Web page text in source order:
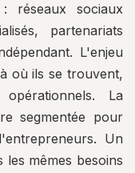
réseaux sociaux
partenariats
L'enjeu
où ils se trouvent,
La
segmentée pour
Un
mêmes besoins